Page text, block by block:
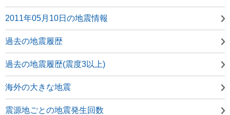
2011年05月10日の地震情報
過去の地震履歴
過去の地震履歴(震度3以上)
海外の大きな地震
震源地ごとの地震発生回数